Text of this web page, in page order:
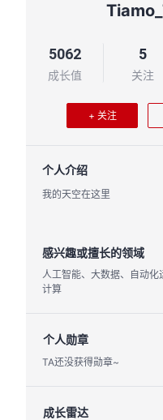
5062
成长值
5
关注
+ 关注
个人介绍
我的天空在这里
感兴趣或擅长的领域
人工智能、大数据、自动化
计算
个人勋章
TA还没获得勋章~
成长雷达